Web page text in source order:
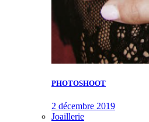
PHOTOSHOOT
2 décembre 2019
Joaillerie